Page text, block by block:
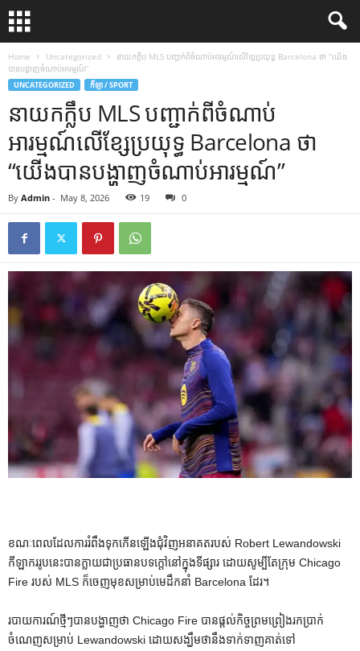
Home Uncategorized
នាយកក្លឹប MLS បញ្ជាក់ពីចំណាប់អារម្មណ៍លើខ្សែប្រយុទ្ធ Barcelona ថា “យើង
បានបង្ហាញចំណាប់អារម្មណ៍”
UNCATEGORIZED កីឡា / SPORT
នាយកក្លឹប MLS បញ្ជាក់ពីចំណាប់
អារម្មណ៍លើខ្សែប្រយុទ្ធ Barcelona ថា
“យើងបានបង្ហាញចំណាប់អារម្មណ៍”
By Admin - May 8, 2026 19 0
ខណៈពេលដែលការរំពឹងទុកកើនឡើងជុំវិញអនាគតរបស់ Robert Lewandowski
កីឡាកររូបនេះបានក្លាយជាប្រធានបទក្តៅនៅក្នុងទីផ្សារ ដោយសូម្បីតែក្រុម Chicago
Fire របស់ MLS ក៏ចេញមុខសម្រាប់មេដឹកនាំ Barcelona ដែរ។
របាយការណ៍ថ្មីៗបានបង្ហាញថា Chicago Fire បានផ្តល់កិច្ចព្រមព្រៀងរកប្រាក់
ចំណេញសម្រាប់ Lewandowski ដោយសង្ឃឹមថានឹងទាក់ទាញគាត់ទៅ